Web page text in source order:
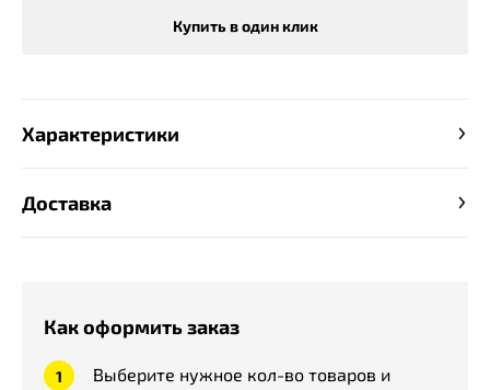
Купить в один клик
Как оформить заказ
Выберите нужное кол-во товаров и
Характеристики
Доставка